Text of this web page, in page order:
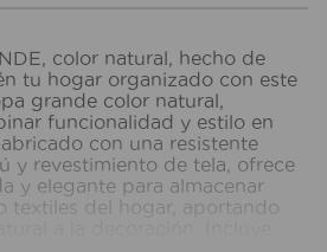
color natural, hecho de
tu hogar organizado con este
grande color natural,
funcionalidad y estilo en
con una resistente
y revestimiento de tela, ofrece
y elegante para almacenar
textiles del hogar, aportando